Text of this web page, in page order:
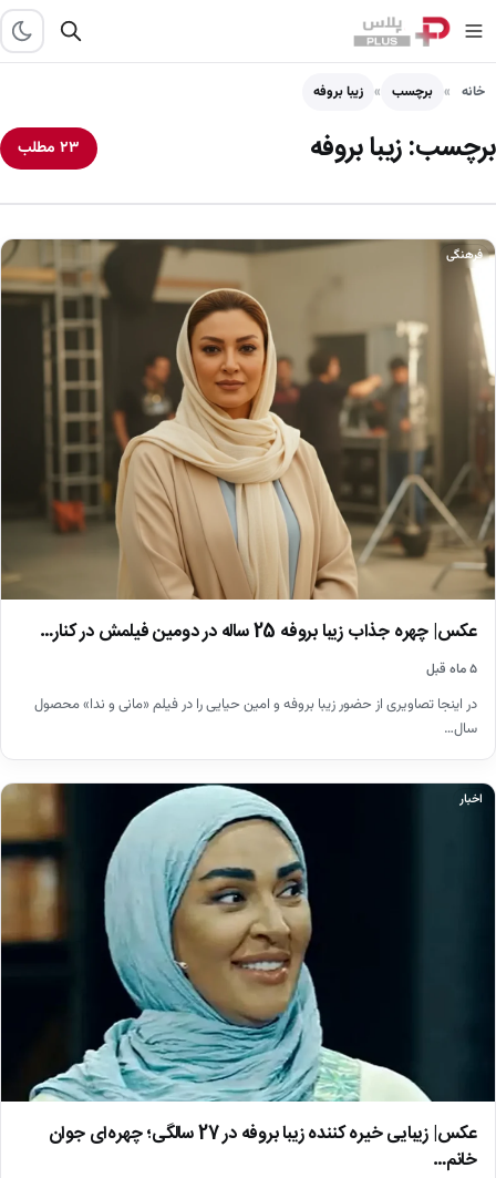
خانه برچسب زیبا بروفه
برچسب:زیبا بروفه ۲۳ مطلب
فرهنگی
عکس| چهره جذاب زیبا بروفه 25 ساله در دومین فیلمش در کنار…
۵ ماه قبل
در اینجا تصاویری از حضور زیبا بروفه و امین حیایی را در فیلم «مانی و ندا» محصول
سال…
اخبار
عکس| زیبایی خیره کننده زیبا بروفه در 27 سالگی؛ چهره‌ای جوان
خانم…